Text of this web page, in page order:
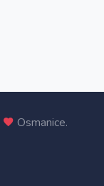
Osmanice.